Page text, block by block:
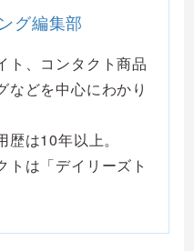
グ編集部
ト、コンタクト商品
などを中心にわかり
は10年以上。
トは「デイリーズト